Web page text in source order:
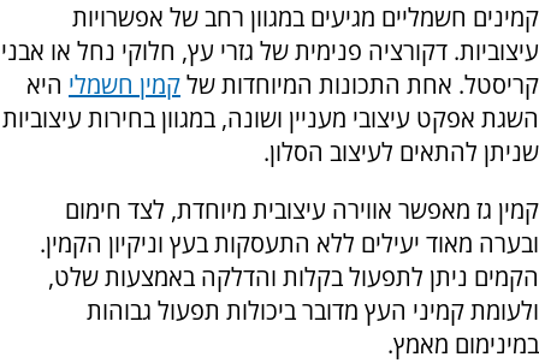
קמינים חשמליים מגיעים במגוון רחב של אפשרויות
עיצוביות. דקורציה פנימית של גזרי עץ, חלוקי נחל או אבני
קריסטל. אחת התכונות המיוחדות שלקמין חשמלי היא
השגת אפקט עיצובי מעניין ושונה, במגוון בחירות עיצוביות
שניתן להתאים לעיצוב הסלון.
קמין גז מאפשר אווירה עיצובית מיוחדת, לצד חימום
ובערה מאוד יעילים ללא התעסקות בעץ וניקיון הקמין.
הקמים ניתן לתפעול בקלות והדלקה באמצעות שלט,
ולעומת קמיני העץ מדובר ביכולות תפעול גבוהות
במינימום מאמץ.